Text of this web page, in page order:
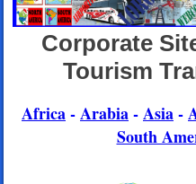
Corporate
Tourism
Africa-Arabia-Asia-
South